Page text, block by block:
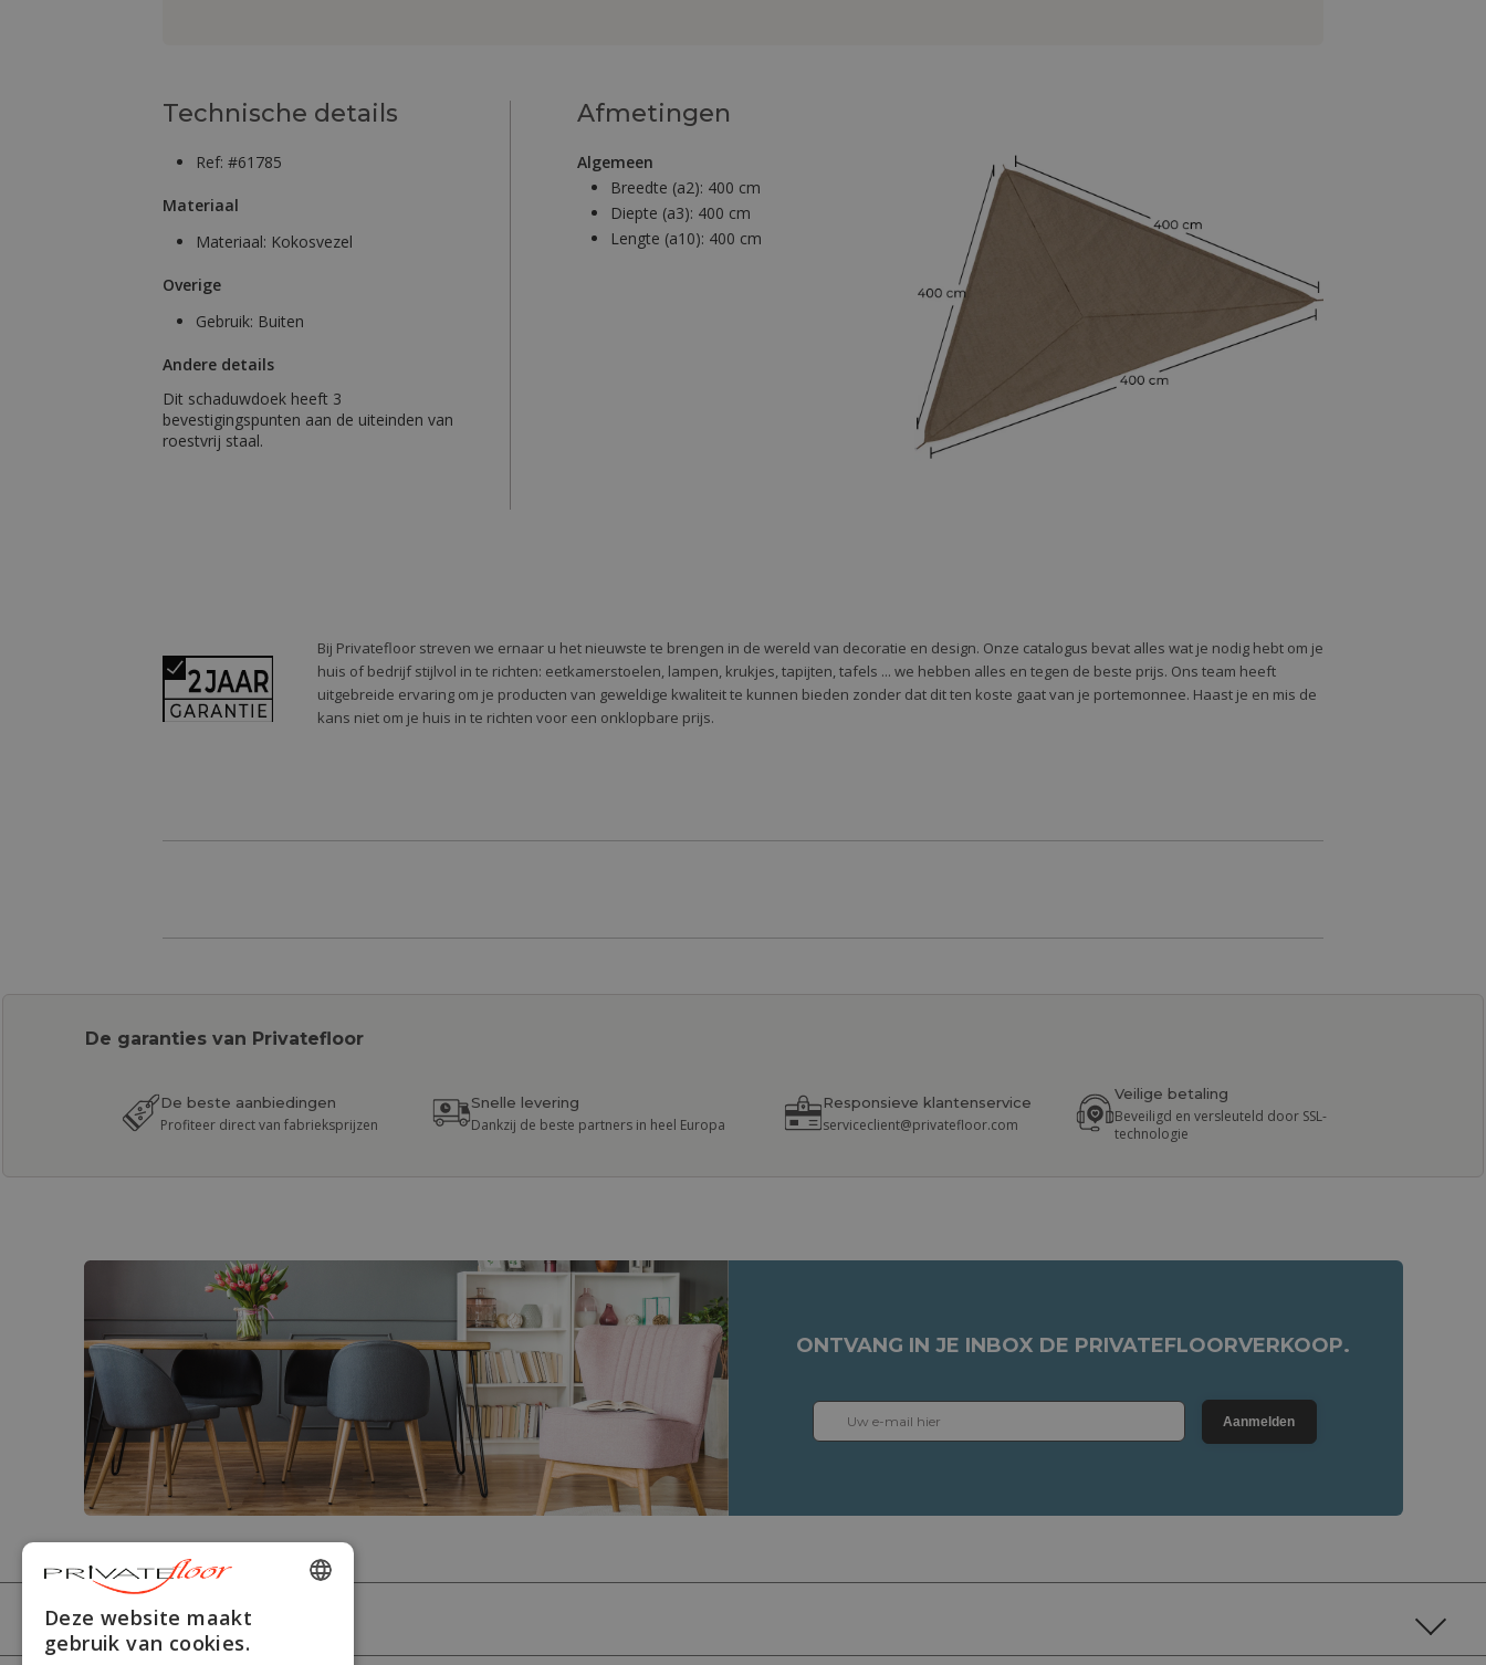
Technische details
Ref: #61785
Materiaal
Materiaal: Kokosvezel
Overige
Gebruik: Buiten
Andere details
Dit schaduwdoek heeft 3
bevestigingspunten aan de uiteinden van
roestvrij staal.
Afmetingen
Algemeen
Breedte (a2): 400 cm
Diepte (a3): 400 cm
Lengte (a10): 400 cm
Bij Privatefloor streven we ernaar u het nieuwste te brengen in de wereld van decoratie en design. Onze catalogus bevat alles wat je nodig hebt om je
huis of bedrijf stijlvol in te richten: eetkamerstoelen, lampen, krukjes, tapijten, tafels ... we hebben alles en tegen de beste prijs. Ons team heeft
uitgebreide ervaring om je producten van geweldige kwaliteit te kunnen bieden zonder dat dit ten koste gaat van je portemonnee. Haast je en mis de
kans niet om je huis in te richten voor een onklopbare prijs.
De garanties van Privatefloor
De beste aanbiedingen
Profiteer direct van fabrieksprijzen
Snelle levering
Dankzij de beste partners in heel Europa
Responsieve klantenservice
serviceclient@privatefloor.com
Veilige betaling
Beveiligd en versleuteld door SSL-
technologie
ONTVANG IN JE INBOX DE PRIVATEFLOORVERKOOP.
Aanmelden
PRIVATEFLOOR
Deze website maakt
gebruik van cookies.